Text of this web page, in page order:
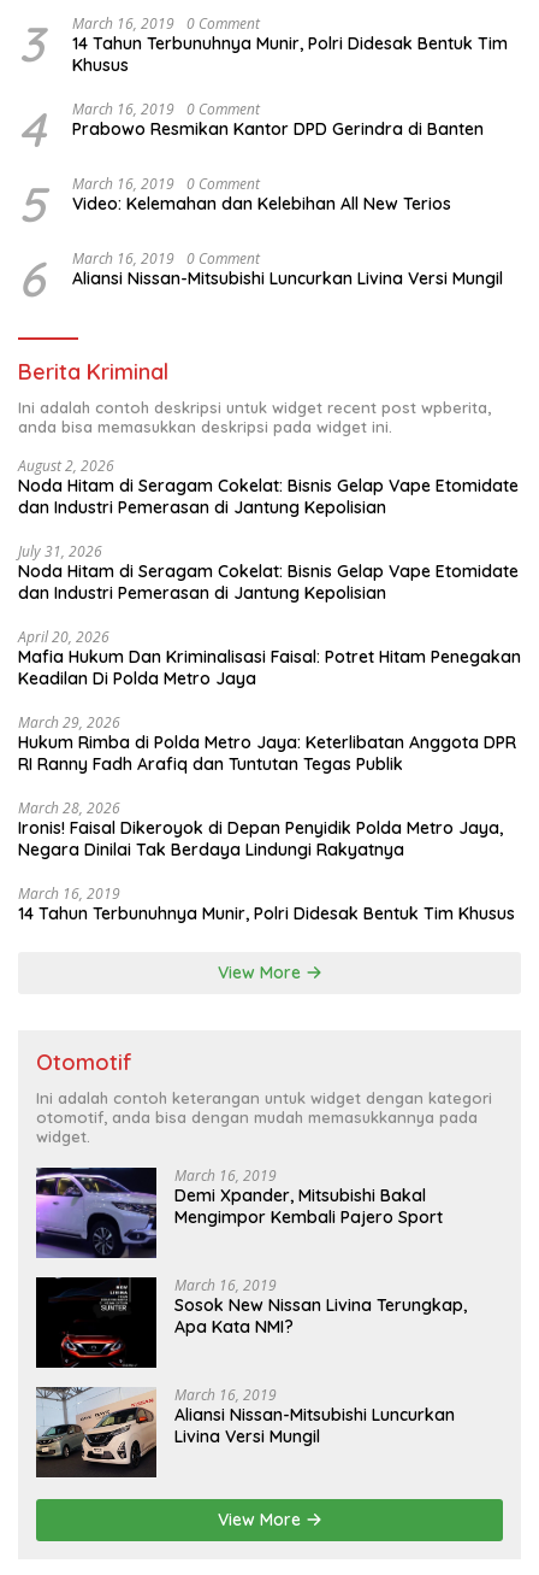
3 March 16, 2019 0 Comment
14 Tahun Terbunuhnya Munir, Polri Didesak Bentuk Tim
Khusus
4 March 16, 2019 0 Comment
Prabowo Resmikan Kantor DPD Gerindra di Banten
5 March 16, 2019 0 Comment
Video: Kelemahan dan Kelebihan All New Terios
6 March 16, 2019 0 Comment
Aliansi Nissan-Mitsubishi Luncurkan Livina Versi Mungil
Berita Kriminal
Ini adalah contoh deskripsi untuk widget recent post wpberita,
anda bisa memasukkan deskripsi pada widget ini.
August 2, 2026
Noda Hitam di Seragam Cokelat: Bisnis Gelap Vape Etomidate
dan Industri Pemerasan di Jantung Kepolisian
July 31, 2026
Noda Hitam di Seragam Cokelat: Bisnis Gelap Vape Etomidate
dan Industri Pemerasan di Jantung Kepolisian
April 20, 2026
Mafia Hukum Dan Kriminalisasi Faisal: Potret Hitam Penegakan
Keadilan Di Polda Metro Jaya
March 29, 2026
Hukum Rimba di Polda Metro Jaya: Keterlibatan Anggota DPR
RI Ranny Fadh Arafiq dan Tuntutan Tegas Publik
March 28, 2026
Ironis! Faisal Dikeroyok di Depan Penyidik Polda Metro Jaya,
Negara Dinilai Tak Berdaya Lindungi Rakyatnya
March 16, 2019
14 Tahun Terbunuhnya Munir, Polri Didesak Bentuk Tim Khusus
View More
Otomotif
Ini adalah contoh keterangan untuk widget dengan kategori
otomotif, anda bisa dengan mudah memasukkannya pada
widget.
March 16, 2019
Demi Xpander, Mitsubishi Bakal
Mengimpor Kembali Pajero Sport
March 16, 2019
Sosok New Nissan Livina Terungkap,
Apa Kata NMI?
March 16, 2019
Aliansi Nissan-Mitsubishi Luncurkan
Livina Versi Mungil
View More